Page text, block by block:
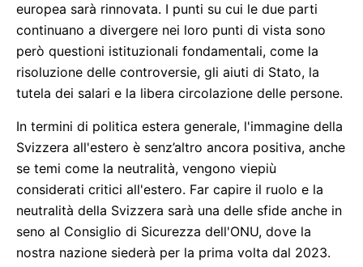
europea sarà rinnovata. I punti su cui le due parti
continuano a divergere nei loro punti di vista sono
però questioni istituzionali fondamentali, come la
risoluzione delle controversie, gli aiuti di Stato, la
tutela dei salari e la libera circolazione delle persone.
In termini di politica estera generale, l'immagine della
Svizzera all'estero è senz’altro ancora positiva, anche
se temi come la neutralità, vengono viepiù
considerati critici all'estero. Far capire il ruolo e la
neutralità della Svizzera sarà una delle sfide anche in
seno al Consiglio di Sicurezza dell'ONU, dove la
nostra nazione siederà per la prima volta dal 2023.